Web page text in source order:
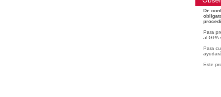
De
Para
al GPA
Para
Este